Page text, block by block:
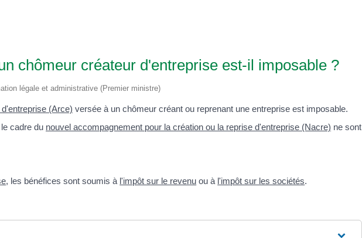
chômeur créateur d'entreprise est-il imposable ?
légale et administrative (Premier ministre)
(Arce) versée à un chômeur créant ou reprenant une entreprise est imposable.
cadre du nouvel accompagnement pour la création ou la reprise d'entreprise (Nacre) ne sont
, les bénéfices sont soumis à l'impôt sur le revenu ou à l'impôt sur les sociétés.